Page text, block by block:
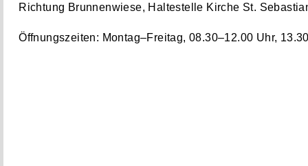
Richtung Brunnenwiese, Haltestelle Kirche St.
Öffnungszeiten: Montag–Freitag, 08.30–12.00 Uhr,